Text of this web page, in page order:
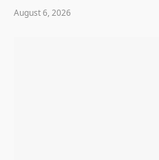
August 6, 2026